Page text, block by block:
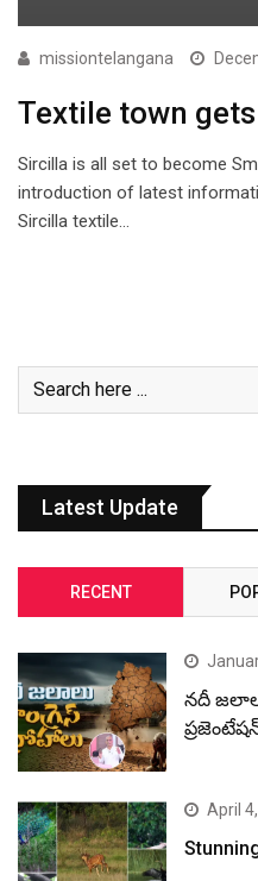
missiontelangana
Textile town
Sircilla is all set to become
introduction of latest
Sircilla textile…
Latest Update
RECENT
నదీ
April